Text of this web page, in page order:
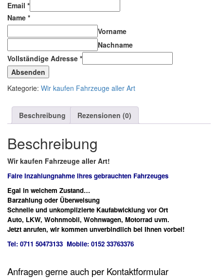
Email *
Name *
Vorname
Nachname
Vollständige Adresse *
Absenden
Kategorie: Wir kaufen Fahrzeuge aller Art
Beschreibung Rezensionen (0)
Beschreibung
Wir kaufen Fahrzeuge aller Art!
Faire Inzahlungnahme Ihres gebrauchten Fahrzeuges
Egal in welchem Zustand…
Barzahlung oder Überweisung
Schnelle und unkomplizierte Kaufabwicklung vor Ort
Auto, LKW, Wohnmobil, Wohnwagen, Motorrad uvm.
Jetzt anrufen, wir kommen unverbindlich bei Ihnen vorbei!
Tel: 0711 50473133 Mobile: 0152 33763376
Anfragen gerne auch per Kontaktformular